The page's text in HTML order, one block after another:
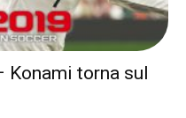
Konami torna sul